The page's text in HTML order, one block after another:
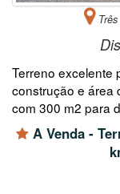
Três
Terreno excelente
construção e área
com 300 m2 para
A Venda -